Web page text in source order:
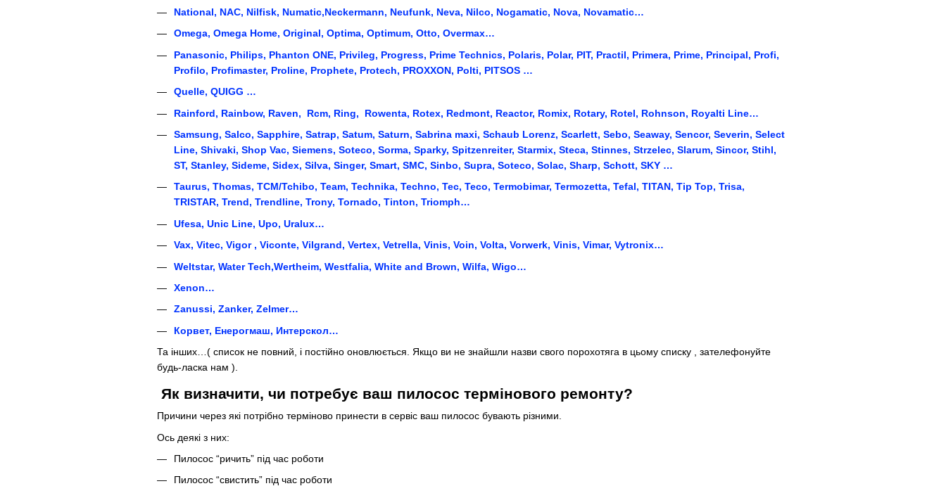
National, NAC, Nilfisk, Numatic,Neckermann, Neufunk, Neva, Nilco, Nogamatic, Nova, Novamatic…
Omega, Omega Home, Original, Optima, Optimum, Otto, Overmax…
Panasonic, Philips, Phanton ONE, Privileg, Progress, Prime Technics, Polaris, Polar, PIT, Practil, Primera, Prime, Principal, Profi,
Profilo, Profimaster, Proline, Prophete, Protech, PROXXON, Polti, PITSOS …
Quelle, QUIGG …
Rainford, Rainbow, Raven, Rcm, Ring, Rowenta, Rotex, Redmont, Reactor, Romix, Rotary, Rotel, Rohnson, Royalti Line…
Samsung, Salco, Sapphire, Satrap, Satum, Saturn, Sabrina maxi, Schaub Lorenz, Scarlett, Sebo, Seaway, Sencor, Severin, Select
Line, Shivaki, Shop Vac, Siemens, Soteco, Sorma, Sparky, Spitzenreiter, Starmix, Steca, Stinnes, Strzelec, Slarum, Sincor, Stihl,
ST, Stanley, Sideme, Sidex, Silva, Singer, Smart, SMC, Sinbo, Supra, Soteco, Solac, Sharp, Schott, SKY …
Taurus, Thomas, TCM/Tchibo, Team, Technika, Techno, Tec, Teco, Termobimar, Termozetta, Tefal, TITAN, Tip Top, Trisa,
TRISTAR, Trend, Trendline, Trony, Tornado, Tinton, Triomph…
Ufesa, Unic Line, Upo, Uralux…
Vax, Vitec, Vigor , Viconte, Vilgrand, Vertex, Vetrella, Vinis, Voin, Volta, Vorwerk, Vinis, Vimar, Vytronix…
Weltstar, Water Tech,Wertheim, Westfalia, White and Brown, Wilfa, Wigo…
Xenon…
Zanussi, Zanker, Zelmer…
Корвет, Енерогмаш, Интерскол…
Та інших…( список не повний, і постійно оновлюється. Якщо ви не знайшли назви свого порохотяга в цьому списку , зателефонуйте
будь-ласка нам ).
Як визначити, чи потребує ваш пилосос термінового ремонту?
Причини через які потрібно терміново принести в сервіс ваш пилосос бувають різними.
Ось деякі з них:
Пилосос “ричить” під час роботи
Пилосос “свистить” під час роботи